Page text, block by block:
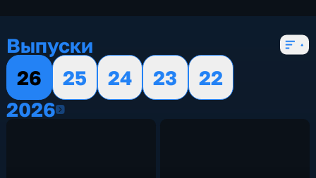
Выпуски
26
25 24 23
22
20262026